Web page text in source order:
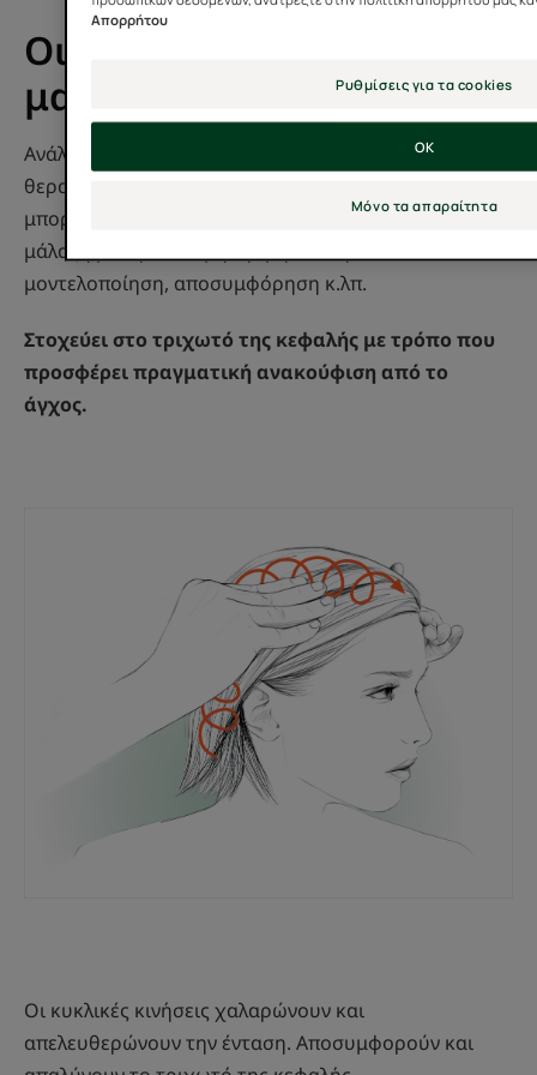
Οι διαφορετικές τεχνικές
μασάζ
Ανάλογα με τον στόχο του θεραπευτή ή του
θεραπευόμενου, το μασάζ στο τριχωτό της κεφαλής
μπορεί να χρησιμοποιεί διάφορες τεχνικές: κυκλική
μάλαξη με την παλάμη, τριβή, πίεση (shiatsu),
μοντελοποίηση, αποσυμφόρηση κ.λπ.
Στοχεύει στο τριχωτό της κεφαλής με τρόπο που
προσφέρει πραγματική ανακούφιση από το
άγχος.
Οι κυκλικές κινήσεις χαλαρώνουν και
απελευθερώνουν την ένταση. Αποσυμφορούν και
Απορρήτου
Ρυθμίσεις για τα cookies
Μόνο τα απαραίτητα
OK